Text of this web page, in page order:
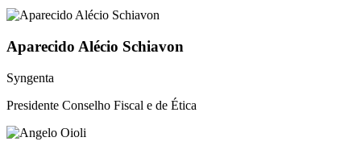
Aparecido Alécio Schiavon
Syngenta
Presidente Conselho Fiscal e de Ética